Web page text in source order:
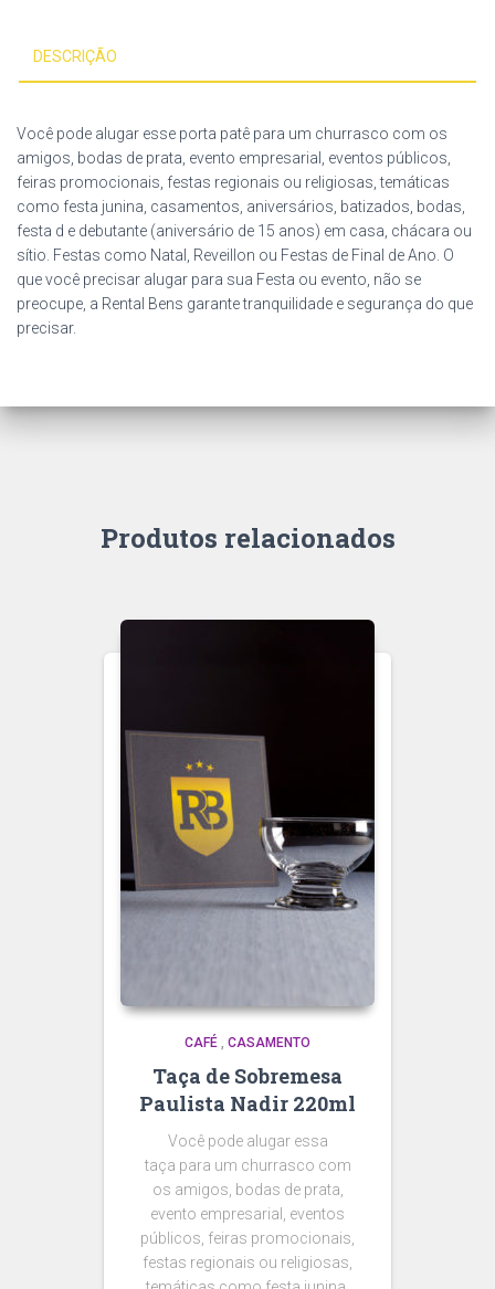
DESCRIÇÃO
Você pode alugar esse porta patê para um churrasco com os
amigos, bodas de prata, evento empresarial, eventos públicos,
feiras promocionais, festas regionais ou religiosas, temáticas
como festa junina, casamentos, aniversários, batizados, bodas,
festa d e debutante (aniversário de 15 anos) em casa, chácara ou
sítio. Festas como Natal, Reveillon ou Festas de Final de Ano. O
que você precisar alugar para sua Festa ou evento, não se
preocupe, a Rental Bens garante tranquilidade e segurança do que
precisar.
Produtos relacionados
CAFÉ , CASAMENTO
Taça de Sobremesa
Paulista Nadir 220ml
Você pode alugar essa
taça para um churrasco com
os amigos, bodas de prata,
evento empresarial, eventos
públicos, feiras promocionais,
festas regionais ou religiosas,